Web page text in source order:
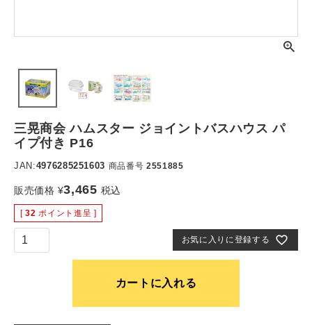
三晃商会 ハムスター ジョイントバスハウス パ
イプ付き P16
JAN:4976285251603 商品番号 2551885
販売価格 ¥3,465 税込
[ 32 ポイント進呈 ]
お気に入りに登録する
カートに入れる